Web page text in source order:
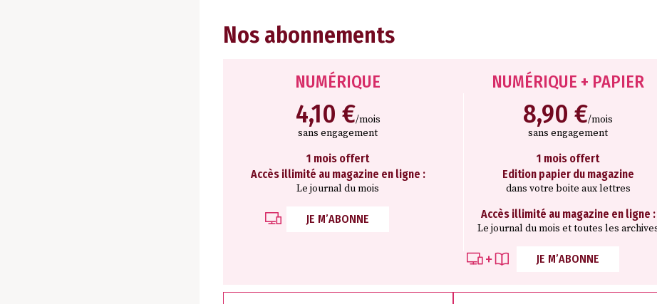
Nos abonnements
NUMÉRIQUE
4,10 €/mois
sans engagement
1 mois offert
Accès illimité au magazine en ligne :
Le journal du mois
JE M’ABONNE
NUMÉRIQUE + PAPIER
8,90 €/mois
sans engagement
1 mois offert
Edition papier du magazine
dans votre boite aux lettres
Accès illimité au magazine en ligne :
Le journal du mois et toutes les
JE M’ABONNE